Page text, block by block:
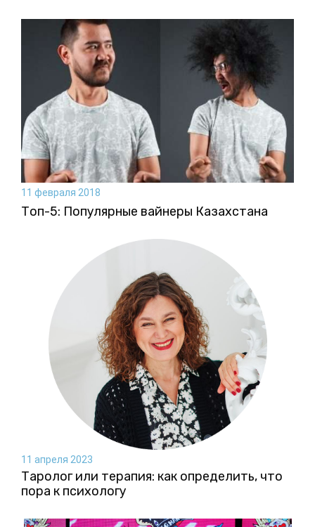
11 февраля 2018
Топ-5: Популярные вайнеры Казахстана
11 апреля 2023
Таролог или терапия: как определить, что
пора к психологу